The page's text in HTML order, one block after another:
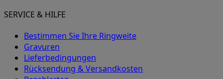
SERVICE & HILFE
Bestimmen Sie Ihre Ringweite
Gravuren
Lieferbedingungen
Rücksendung & Versandkosten